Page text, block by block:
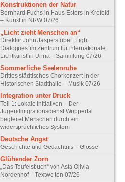
Konstruktionen der Natur
Bernhard Fuchs in Haus Esters in Krefeld
– Kunst in NRW 07/26
„Licht zieht Menschen an“
Direktor John Jaspers über „Light
Dialogues“im Zentrum für internationale
Lichtkunst in Unna – Sammlung 07/26
Sommerliche Seelenruhe
Drittes städtisches Chorkonzert in der
Historischen Stadthalle – Musik 07/26
Integration unter Druck
Teil 1: Lokale Initiativen – Der
Jugendmigrationsdienst Wuppertal
begleitet Menschen durch ein
widersprüchliches System
Deutsche Angst
Geschichte und Gedächtnis – Glosse
Glühender Zorn
„Das Teufelsbuch“ von Asta Olivia
Nordenhof – Textwelten 07/26